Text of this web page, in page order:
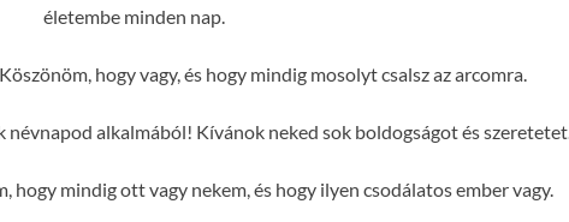
életembe minden nap.
hogy vagy, és hogy mindig mosolyt csalsz az arcomra.
alkalmából! Kívánok neked sok boldogságot és szeretetet.
hogy mindig ott vagy nekem, és hogy ilyen csodálatos ember vagy.